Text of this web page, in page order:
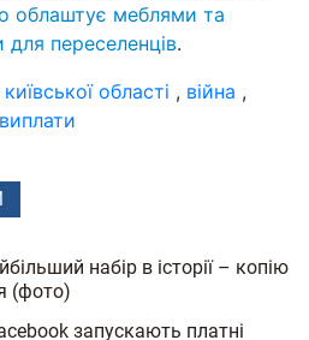
облаштує меблями та
переселенців.
області , війна ,
виплати
набір в історії – копію
(фото)
запускають платні